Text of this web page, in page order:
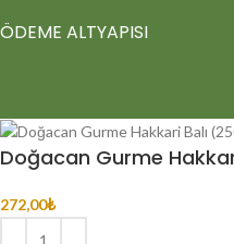
ÖDEME ALTYAPISI
Doğacan Gurme
272,00₺